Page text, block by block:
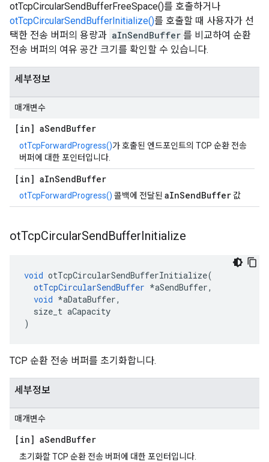
otTcpCircularSendBufferFreeSpace()를 호출하거나
otTcpCircularSendBufferInitialize()를 호출할 때 사용자가 선
택한 전송 버퍼의 용량과 aInSendBuffer 를 비교하여 순환
전송 버퍼의 여유 공간 크기를 확인할 수 있습니다.
세부정보
매개변수
[in] aSendBuffer
otTcpForwardProgress()가 호출된 엔드포인트의 TCP 순환 전송
버퍼에 대한 포인터입니다.
[in] aInSendBuffer
otTcpForwardProgress() 콜백에 전달된 aInSendBuffer값
otTcpCircularSendBufferInitialize
void otTcpCircularSendBufferInitialize(
otTcpCircularSendBuffer *aSendBuffer,
void *aDataBuffer,
size_t aCapacity
)
TCP 순환 전송 버퍼를 초기화합니다.
세부정보
매개변수
[in] aSendBuffer
초기화할 TCP 순환 전송 버퍼에 대한 포인터입니다.